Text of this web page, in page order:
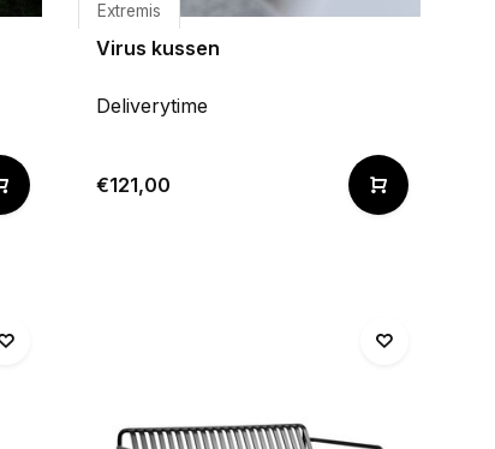
Extremis
Virus kussen
Deliverytime
€121,00